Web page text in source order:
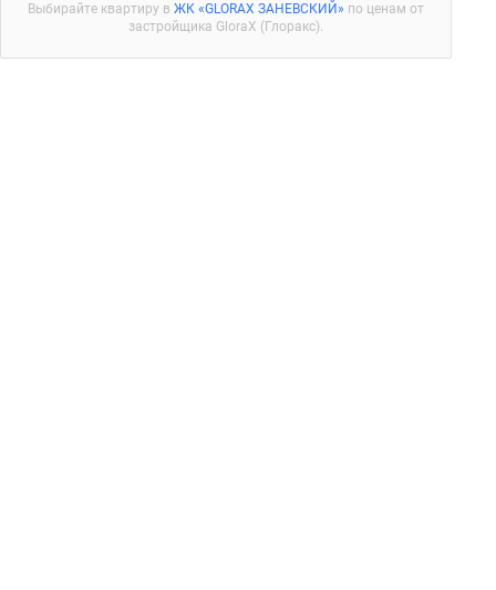
Выбирайте квартиру в ЖК «GLORAX ЗАНЕВСКИЙ» по ценам от
застройщика GloraX (Глоракс).